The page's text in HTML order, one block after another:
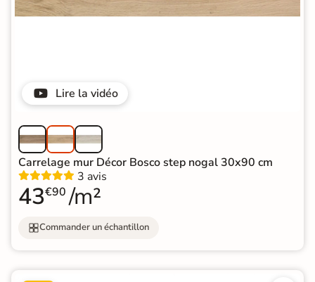
Lire la vidéo
Carrelage mur Décor Bosco step nogal 30x90 cm
3 avis
43€90 /m²
Commander un échantillon